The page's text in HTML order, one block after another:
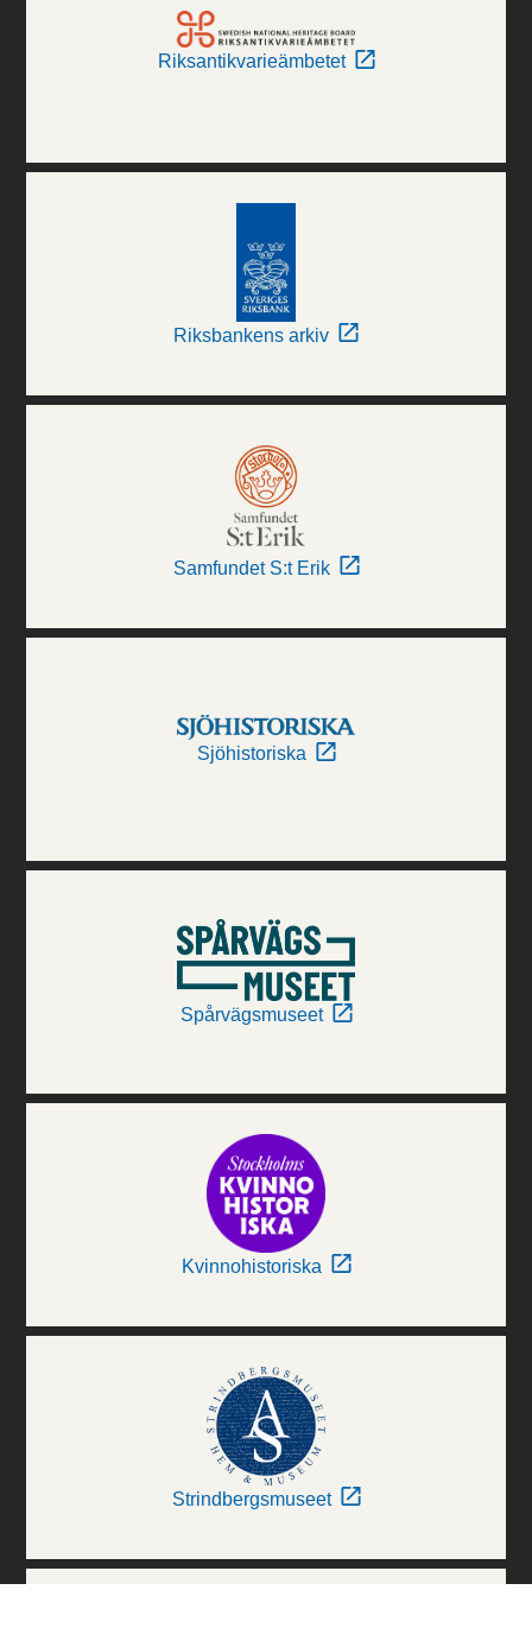
Riksantikvarieämbetet
Riksbankens arkiv
Samfundet S:t Erik
Sjöhistoriska
Spårvägsmuseet
Kvinnohistoriska
Strindbergsmuseet